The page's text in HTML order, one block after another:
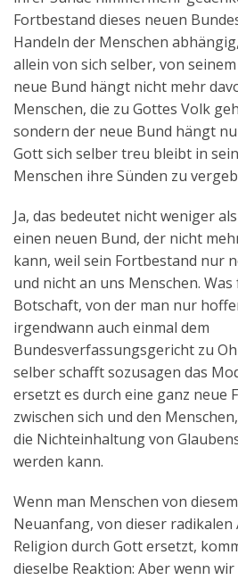
Fortbestand dieses neuen
Handeln der Menschen
allein von sich selber, von
neue Bund hängt nicht mehr
Menschen, die zu Gottes Volk
sondern der neue Bund hängt
Gott sich selber treu bleibt in
Menschen ihre Sünden zu
Ja, das bedeutet nicht weniger
einen neuen Bund, der nicht
kann, weil sein Fortbestand nur
und nicht an uns Menschen.
Botschaft, von der man nur
irgendwann auch einmal dem
Bundesverfassungsgericht zu
selber schafft sozusagen das
ersetzt es durch eine ganz neue
zwischen sich und den
die Nichteinhaltung von
werden kann.
Wenn man Menschen von
Neuanfang, von dieser
Religion durch Gott ersetzt,
dieselbe Reaktion: Aber wenn